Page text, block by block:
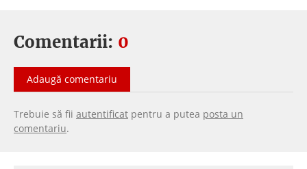
Comentarii: 0
Adaugă comentariu
Trebuie să fii autentificat pentru a putea posta un
comentariu.